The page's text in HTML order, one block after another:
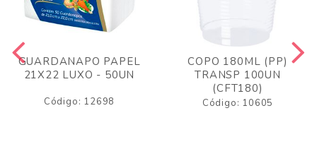
GUARDANAPO PAPEL
21X22 LUXO - 50UN
Código: 12698
COPO 180ML (PP)
TRANSP 100UN
(CFT180)
Código: 10605